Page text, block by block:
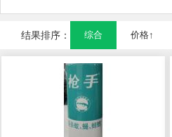
结果排序： 综合 价格↑